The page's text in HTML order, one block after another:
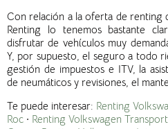
Con relación a la oferta de renting
Renting lo tenemos bastante
disfrutar de vehículos muy
Y, por supuesto, el seguro a todo
gestión de impuestos e ITV, la
de neumáticos y revisiones, el
Te puede interesar: Renting
Roc · Renting Volkswagen